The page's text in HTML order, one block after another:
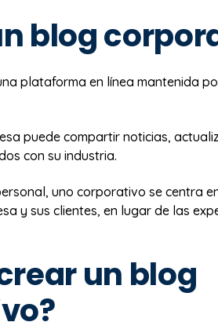
blog
plataforma en línea mantenida
puede compartir noticias,
con su industria.
uno corporativo se centra
y sus clientes, en lugar de las
un blog